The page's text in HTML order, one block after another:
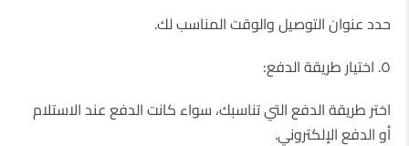
حدد عنوان التوصيل والوقت المناسب لك.
٥. اختيار طريقة الدفع:
اختر طريقة الدفع التي تناسبك، سواء كانت الدفع عند الاستلام
أو الدفع الإلكتروني.